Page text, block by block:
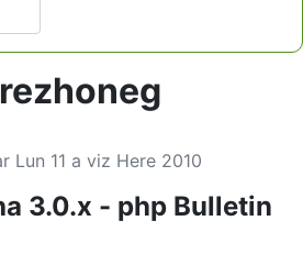
for results.
Lun 11 a viz Here 2010
3.0.x - php Bulletin